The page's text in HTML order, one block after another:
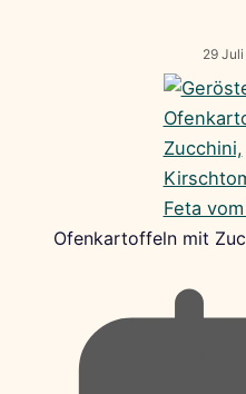
29
Ofenkartoffeln mit